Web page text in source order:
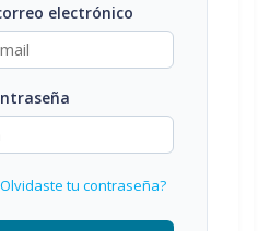
electrónico
tu contraseña?